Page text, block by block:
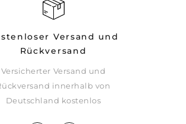
Versand und
Rückversand
Versicherter Versand und
innerhalb von
Deutschland kostenlos